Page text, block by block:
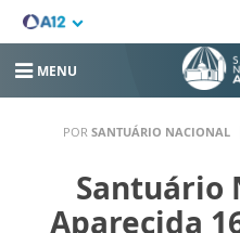
MENU
POR SANTUÁRIO NACIONAL
Santuário
Aparecida